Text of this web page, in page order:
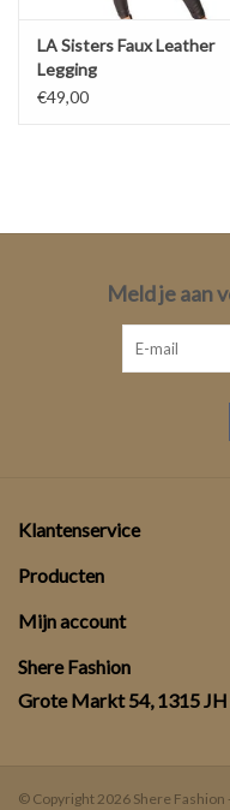
LA Sisters Faux Leather
Legging
€49,00
Meld je aan
Klantenservice
Producten
Mijn account
Shere Fashion
Grote Markt 54, 1315
© Copyright 2026 Shere Fashion